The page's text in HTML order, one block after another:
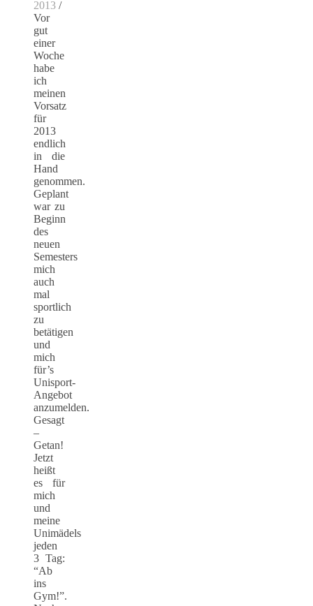
2013 /
Vor
gut
einer
Woche
habe
ich
meinen
Vorsatz
für
2013
endlich
in die
Hand
genommen.
Geplant
war zu
Beginn
des
neuen
Semesters
mich
auch
mal
sportlich
zu
betätigen
und
mich
für’s
Unisport-
Angebot
anzumelden.
Gesagt
–
Getan!
Jetzt
heißt
es für
mich
und
meine
Unimädels
jeden
3 Tag:
“Ab
ins
Gym!”.